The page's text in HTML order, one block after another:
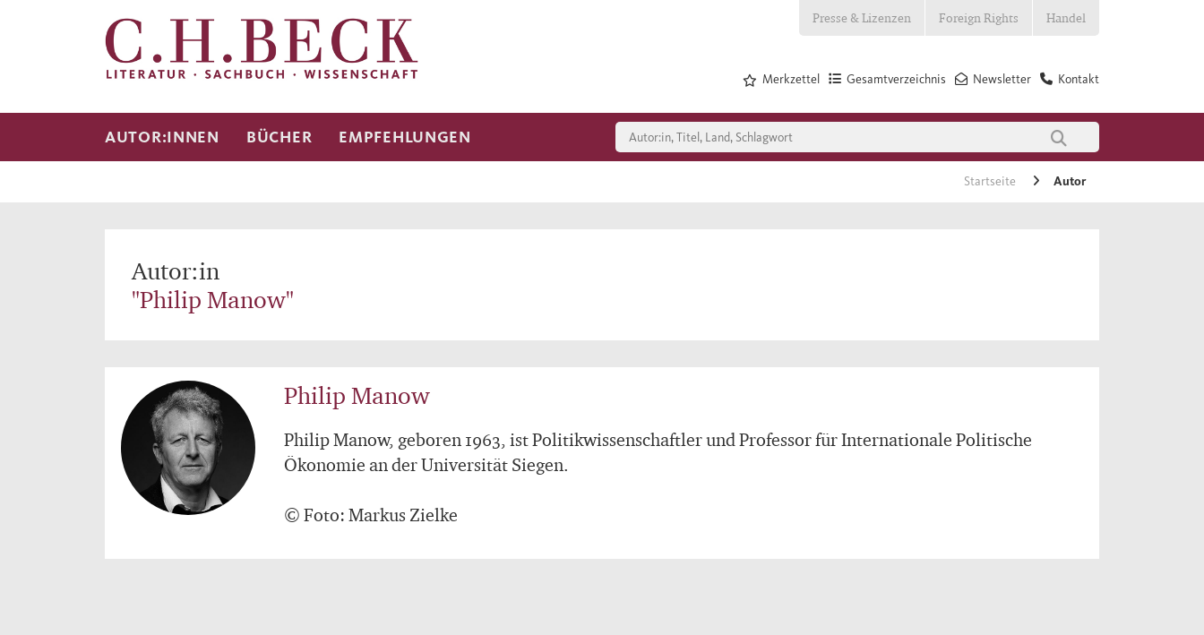
Presse & Lizenzen Foreign Rights Handel
Kontakt
Newsletter
Gesamtverzeichnis
Merkzettel
AUTOR:INNEN BÜCHER EMPFEHLUNGEN
Startseite Autor
Autor:in
"Philip Manow"
Philip Manow
Philip Manow, geboren 1963, ist Politikwissenschaftler und Professor für Internationale Politische
Ökonomie an der Universität Siegen.
© Foto: Markus Zielke